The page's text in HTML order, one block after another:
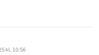
kl. 10:56